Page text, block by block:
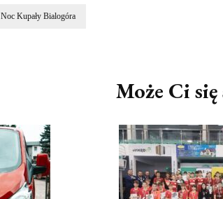
Noc Kupały Bialogóra
Może Ci się